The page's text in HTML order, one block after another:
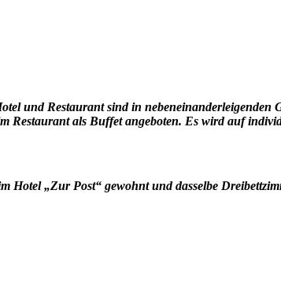
und Restaurant sind in nebeneinanderleigenden
als Buffet angeboten. Es wird auf
„Zur Post“ gewohnt und dasselbe